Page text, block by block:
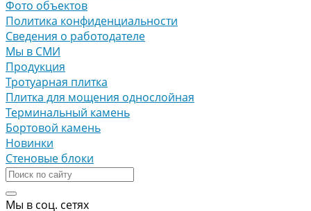
Фото объектов
Политика конфиденциальности
Сведения о работодателе
Мы в СМИ
Продукция
Тротуарная плитка
Плитка для мощения однослойная
Терминальный камень
Бортовой камень
Новинки
Стеновые блоки
Мы в соц. сетях